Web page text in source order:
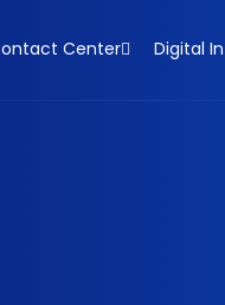
Center Digital